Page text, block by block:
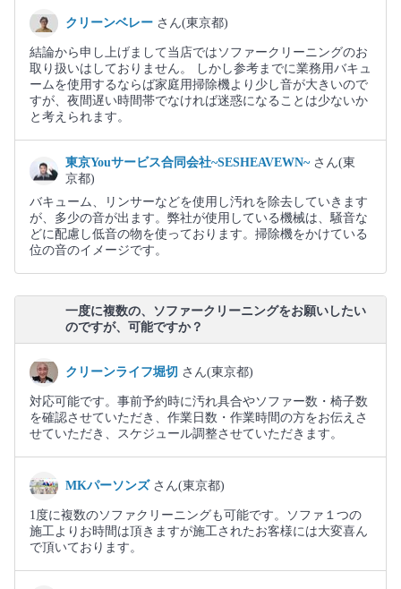
クリーンベレー さん(東京都)
結論から申し上げまして当店ではソファークリーニングのお
取り扱いはしておりません。 しかし参考までに業務用バキュ
ームを使用するならば家庭用掃除機より少し音が大きいので
すが、夜間遅い時間帯でなければ迷惑になることは少ないか
と考えられます。
東京Youサービス合同会社~SESHEAVEWN~ さん(東
京都)
バキューム、リンサーなどを使用し汚れを除去していきます
が、多少の音が出ます。弊社が使用している機械は、騒音な
どに配慮し低音の物を使っております。掃除機をかけている
位の音のイメージです。
一度に複数の、ソファークリーニングをお願いしたい
のですが、可能ですか？
クリーンライフ堀切 さん(東京都)
対応可能です。事前予約時に汚れ具合やソファー数・椅子数
を確認させていただき、作業日数・作業時間の方をお伝えさ
せていただき、スケジュール調整させていただきます。
MKパーソンズ さん(東京都)
1度に複数のソファクリーニングも可能です。ソファ１つの
施工よりお時間は頂きますが施工されたお客様には大変喜ん
で頂いております。